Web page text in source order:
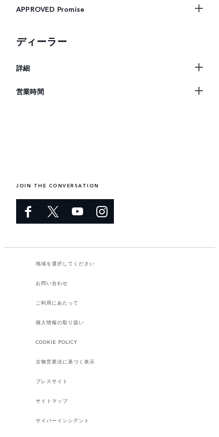
APPROVED Promise
ディーラー
詳細
営業時間
JOIN THE CONVERSATION
地域を選択してください​
お問い合わせ
ご利用にあたって
個人情報の取り扱い
COOKIE POLICY
古物営業法に基づく表示
プレスサイト
サイトマップ
サイバーインシデント